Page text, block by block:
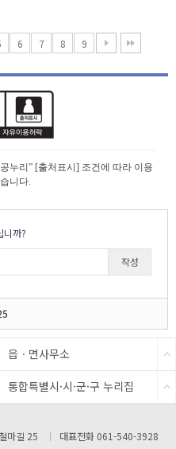
6 7 8 9
누리” [출처표시] 조건에 따라 이용
니다.
니까?
읍ㆍ면사무소
통합특별시·시·군·구 누리집
마길 25
대표전화 061-540-3928